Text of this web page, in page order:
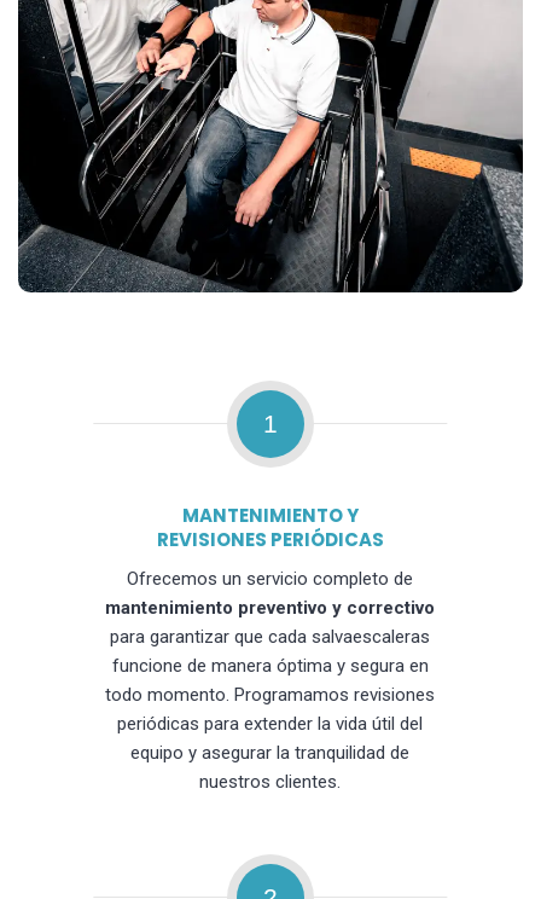
1
MANTENIMIENTO Y
REVISIONES PERIÓDICAS
Ofrecemos un servicio completo de
mantenimiento preventivo y correctivo
para garantizar que cada salvaescaleras
funcione de manera óptima y segura en
todo momento. Programamos revisiones
periódicas para extender la vida útil del
equipo y asegurar la tranquilidad de
nuestros clientes.